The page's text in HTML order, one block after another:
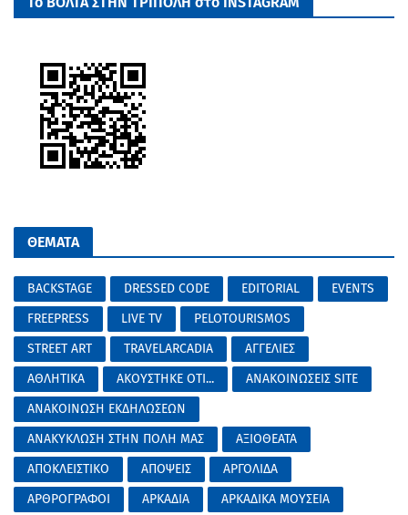
ΘΕΜΑΤΑ
BACKSTAGE DRESSED CODE EDITORIAL
EVENTS
FREEPRESS
LIVE TV
PELOTOURISMOS
STREET ART
TRAVELARCADIA
ΑΓΓΕΛΙΕΣ
ΑΘΛΗΤΙΚΑ
ΑΚΟΥΣΤΗΚΕ ΟΤΙ...
ΑΝΑΚΟΙΝΩΣΕΙΣ SITE
ΑΝΑΚΟΙΝΩΣΗ ΕΚΔΗΛΩΣΕΩΝ
ΑΝΑΚΥΚΛΩΣΗ ΣΤΗΝ ΠΟΛΗ ΜΑΣ
ΑΞΙΟΘΕΑΤΑ
ΑΠΟΚΛΕΙΣΤΙΚΟ
ΑΠΟΨΕΙΣ
ΑΡΓΟΛΙΔΑ
ΑΡΘΡΟΓΡΑΦΟΙ
ΑΡΚΑΔΙΑ
ΑΡΚΑΔΙΚΑ ΜΟΥΣΕΙΑ